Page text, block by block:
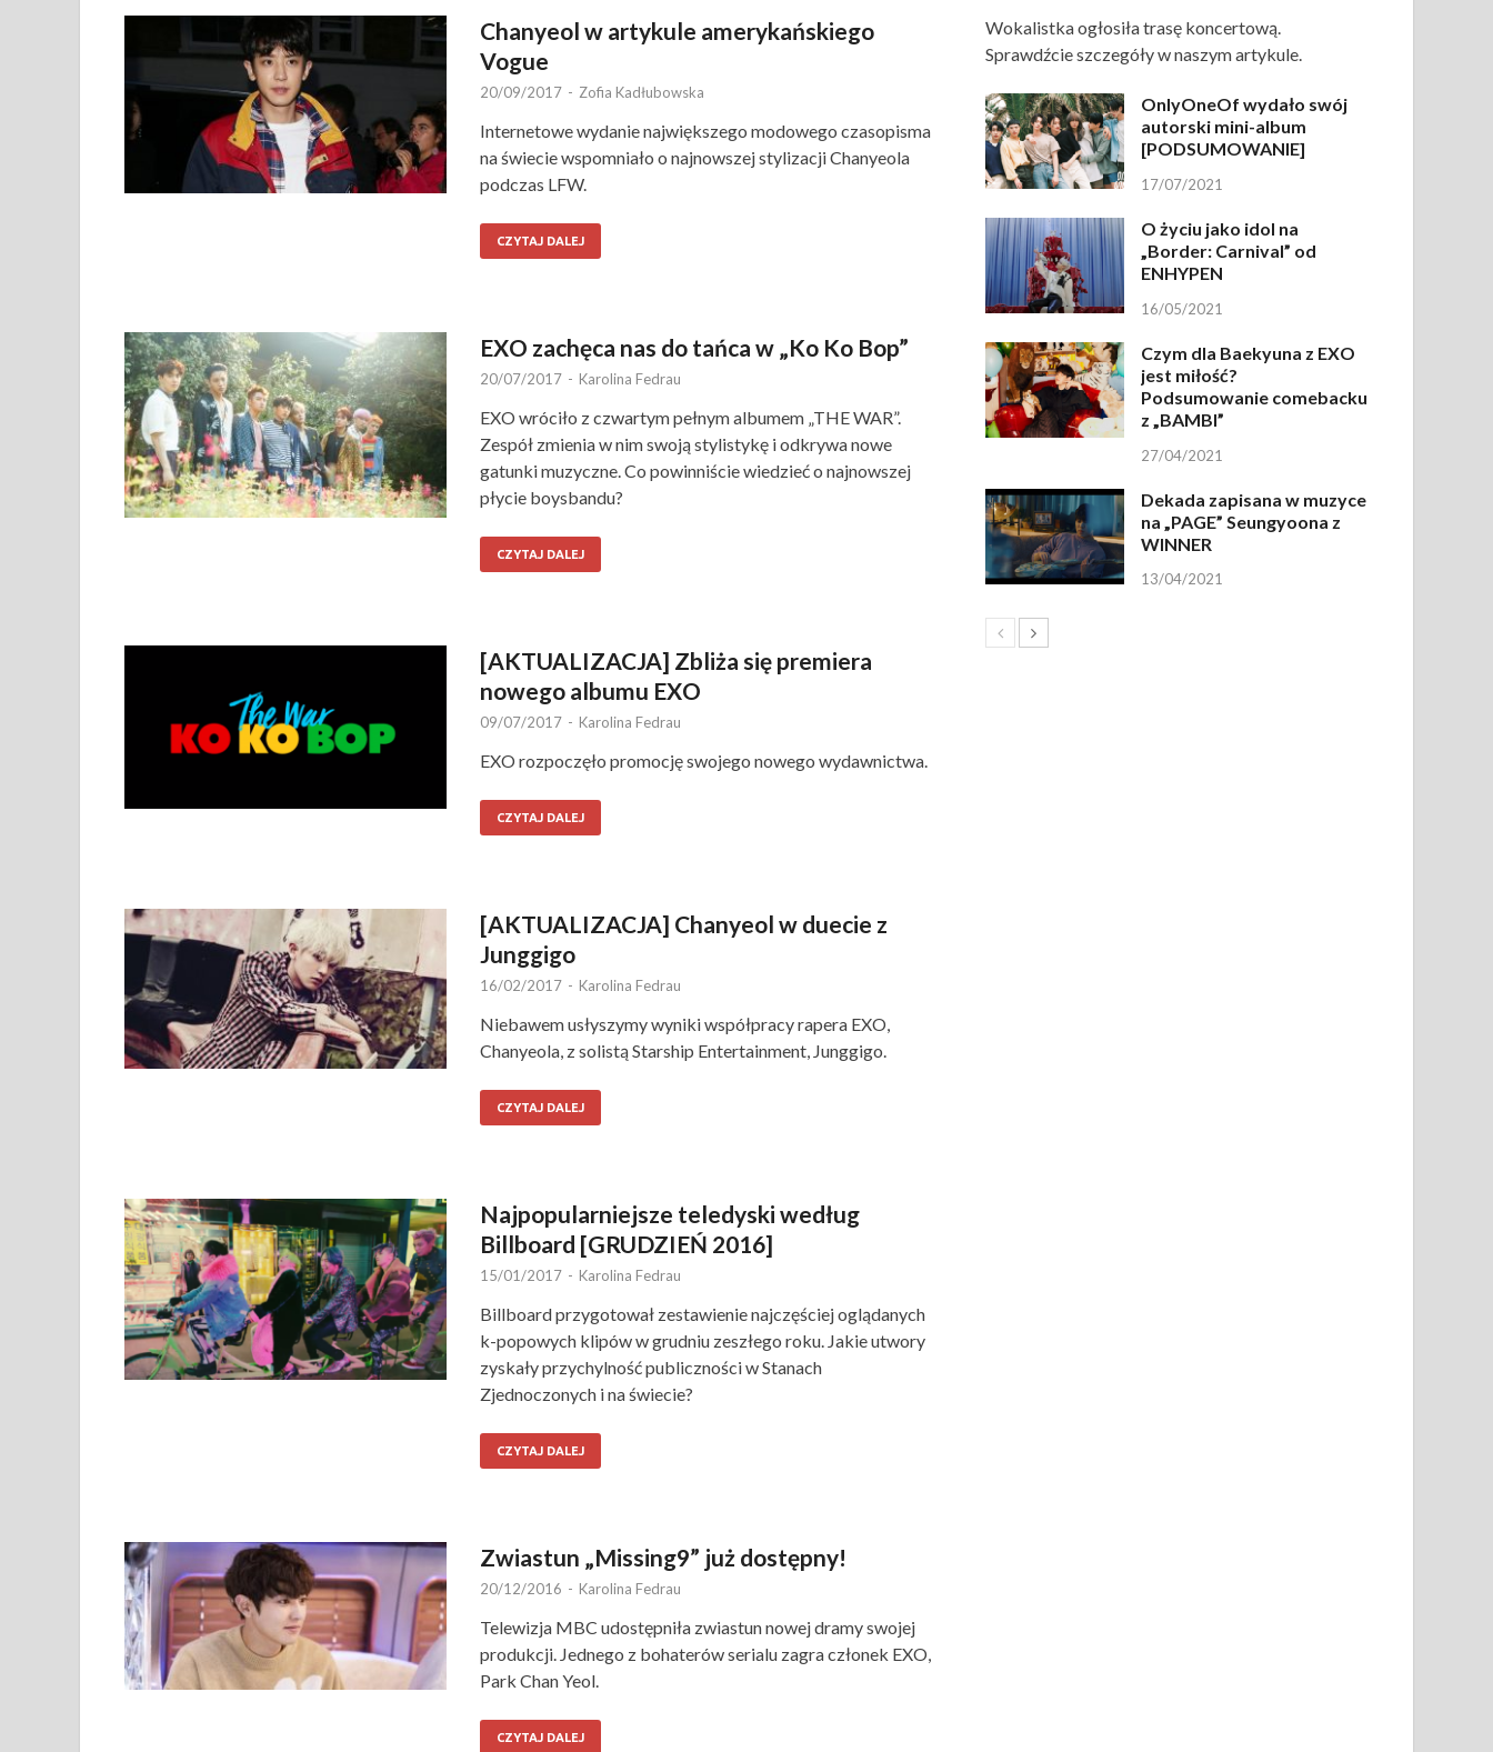
Chanyeol w artykule amerykańskiego
Vogue
20/09/2017 - Zofia Kadłubowska
Internetowe wydanie największego modowego czasopisma
na świecie wspomniało o najnowszej stylizacji Chanyeola
podczas LFW.
CZYTAJ DALEJ
EXO zachęca nas do tańca w „Ko Ko Bop”
20/07/2017 - Karolina Fedrau
EXO wróciło z czwartym pełnym albumem „THE WAR”.
Zespół zmienia w nim swoją stylistykę i odkrywa nowe
gatunki muzyczne. Co powinniście wiedzieć o najnowszej
płycie boysbandu?
CZYTAJ DALEJ
[AKTUALIZACJA] Zbliża się premiera
nowego albumu EXO
09/07/2017 - Karolina Fedrau
EXO rozpoczęło promocję swojego nowego wydawnictwa.
CZYTAJ DALEJ
[AKTUALIZACJA] Chanyeol w duecie z
Junggigo
16/02/2017 - Karolina Fedrau
Niebawem usłyszymy wyniki współpracy rapera EXO,
Chanyeola, z solistą Starship Entertainment, Junggigo.
CZYTAJ DALEJ
Najpopularniejsze teledyski według
Billboard [GRUDZIEŃ 2016]
15/01/2017 - Karolina Fedrau
Billboard przygotował zestawienie najczęściej oglądanych
k-popowych klipów w grudniu zeszłego roku. Jakie utwory
zyskały przychylność publiczności w Stanach
Zjednoczonych i na świecie?
CZYTAJ DALEJ
Zwiastun „Missing9” już dostępny!
20/12/2016 - Karolina Fedrau
Telewizja MBC udostępniła zwiastun nowej dramy swojej
produkcji. Jednego z bohaterów serialu zagra członek EXO,
Park Chan Yeol.
CZYTAJ DALEJ
Wokalistka ogłosiła trasę koncertową.
Sprawdźcie szczegóły w naszym artykule.
OnlyOneOf wydało swój
autorski mini-album
[PODSUMOWANIE]
17/07/2021
O życiu jako idol na
„Border: Carnival” od
ENHYPEN
16/05/2021
Czym dla Baekyuna z EXO
jest miłość?
Podsumowanie comebacku
z „BAMBI”
27/04/2021
Dekada zapisana w muzyce
na „PAGE” Seungyoona z
WINNER
13/04/2021